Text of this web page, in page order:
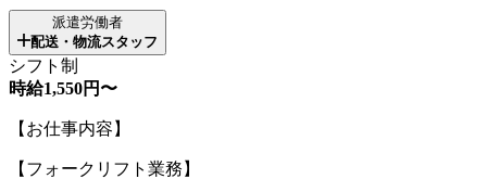
派遣労働者
配送・物流スタッフ
シフト制
時給1,550円〜
【お仕事内容】
【フォークリフト業務】